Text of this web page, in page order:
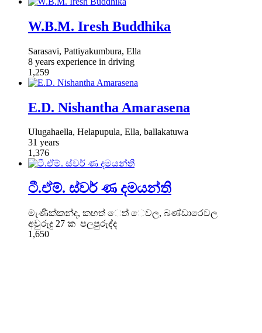
W.B.M. Iresh Buddhika
Sarasavi, Pattiyakumbura, Ella
8 years experience in driving
1,259
E.D. Nishantha Amarasena
Ulugahaella, Helapupula, Ella, ballakatuwa
31 years
1,376
ටී.ඒම්. ස්වර් ණ දමයන්ති
මැණික්කන්ද, කහත් ෙත් ෙවල, බණ්ඩාරෙවල
අවුරුදු 27 ක පලපුරුද්ද
1,650